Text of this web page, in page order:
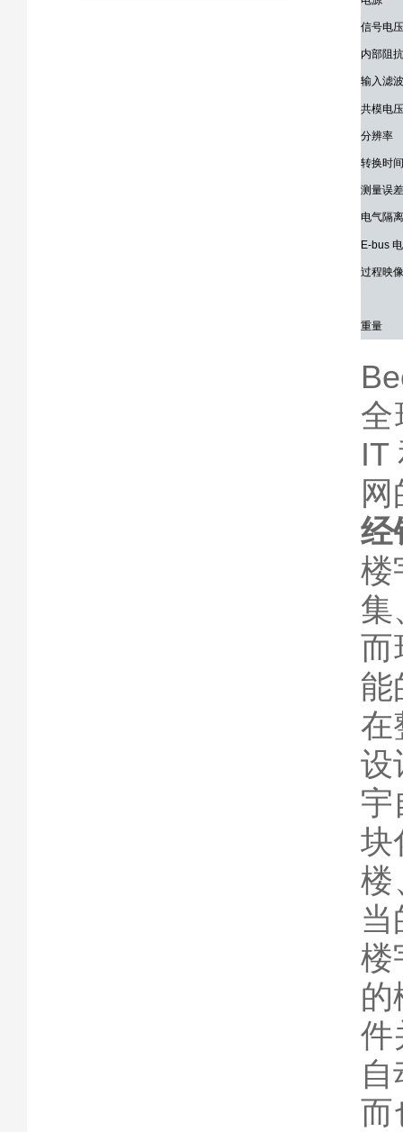
信号电
内部阻
输入滤
共模电
分辨率
转换时
测量误
电气隔
E-bus
过程映
重量
全
IT
经
楼
集
而
能
在
设
宇
块
楼
当
楼
的
件
而